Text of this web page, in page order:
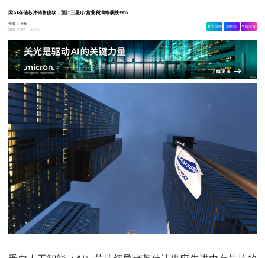
因AI存储芯片销售疲软，预计三星Q2营业利润将暴跌39%
作者：孙乐
2025-07-07
2.5w
相关舆情 AI解读 生成海报